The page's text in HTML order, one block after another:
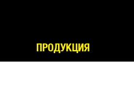
ПРОДУКЦИЯ